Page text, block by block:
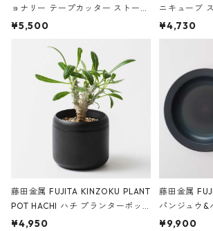
ョナリー テープカッター ストーン
サンドカラー 石調 ideaco Station
¥5,500
ニキューブ
石調 ideaco
E ストーン
¥4,730
藤田金属 FUJITA KINZOKU PLANT
POT HACHI ハチ プランターポッ
ト 3号 ブラック
¥4,950
藤田金属
パンジュウ&
m ガス火・
¥9,900